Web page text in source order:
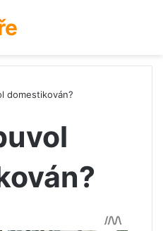
domestikován?